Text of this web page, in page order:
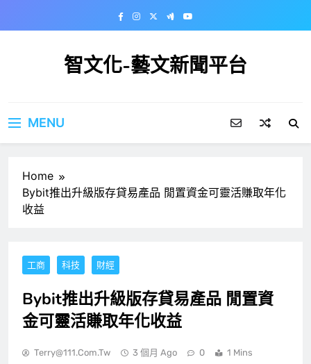
智文化-藝文新聞平台
MENU
Home
Bybit推出升級版存貸易產品 閒置資金可靈活賺取年化
收益
工商 科技 財經
Bybit推出升級版存貸易產品 閒置資
金可靈活賺取年化收益
Terry@111.com.tw 3 個月 Ago 0 1 Mins